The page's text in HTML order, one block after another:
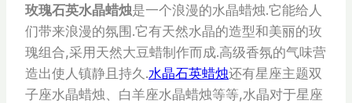
玫瑰石英水晶蜡烛是一个浪漫的水晶蜡烛.它能给人
们带来浪漫的氛围.它有天然水晶的造型和美丽的玫
瑰组合,采用天然大豆蜡制作而成.高级香氛的气味营
造出使人镇静且持久.水晶石英蜡烛还有星座主题双
子座水晶蜡烛、白羊座水晶蜡烛等等,水晶对于星座